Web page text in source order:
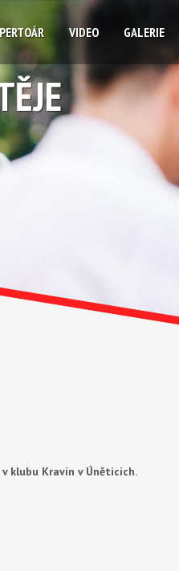
VIDEO GALERIE
klubu Kravín v Úněticích.